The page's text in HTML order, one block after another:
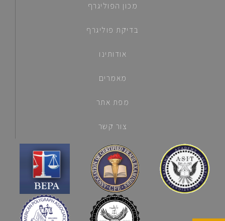
מכון הפוליגרף
בדיקת פוליגרף
אודותינו
מאמרים
מפת אתר
צור קשר